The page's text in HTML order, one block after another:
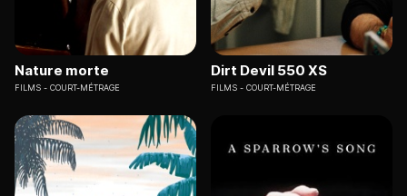
Nature morte
FILMS COURT-MÉTRAGE
Dirt Devil 550 XS
FILMS COURT-MÉTRAGE